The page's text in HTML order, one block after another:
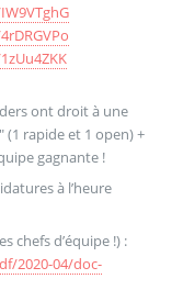
ont droit à une
rapide et 1 open) +
gagnante !
à l’heure
chefs d’équipe !) :
2020-04/doc-